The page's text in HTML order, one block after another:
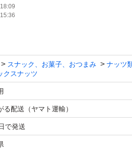
プルになります。ご注文を受けてか
種の素焼きアーモンド、アメリカ
ッツです♪
シューナッツはいらないから、く
食べたいあなたに(^^)
スナック、お菓子、おつまみ
ナッツ
クスナッツ
る配送（ヤマト運輸）
で発送